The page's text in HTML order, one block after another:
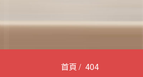
首頁 404